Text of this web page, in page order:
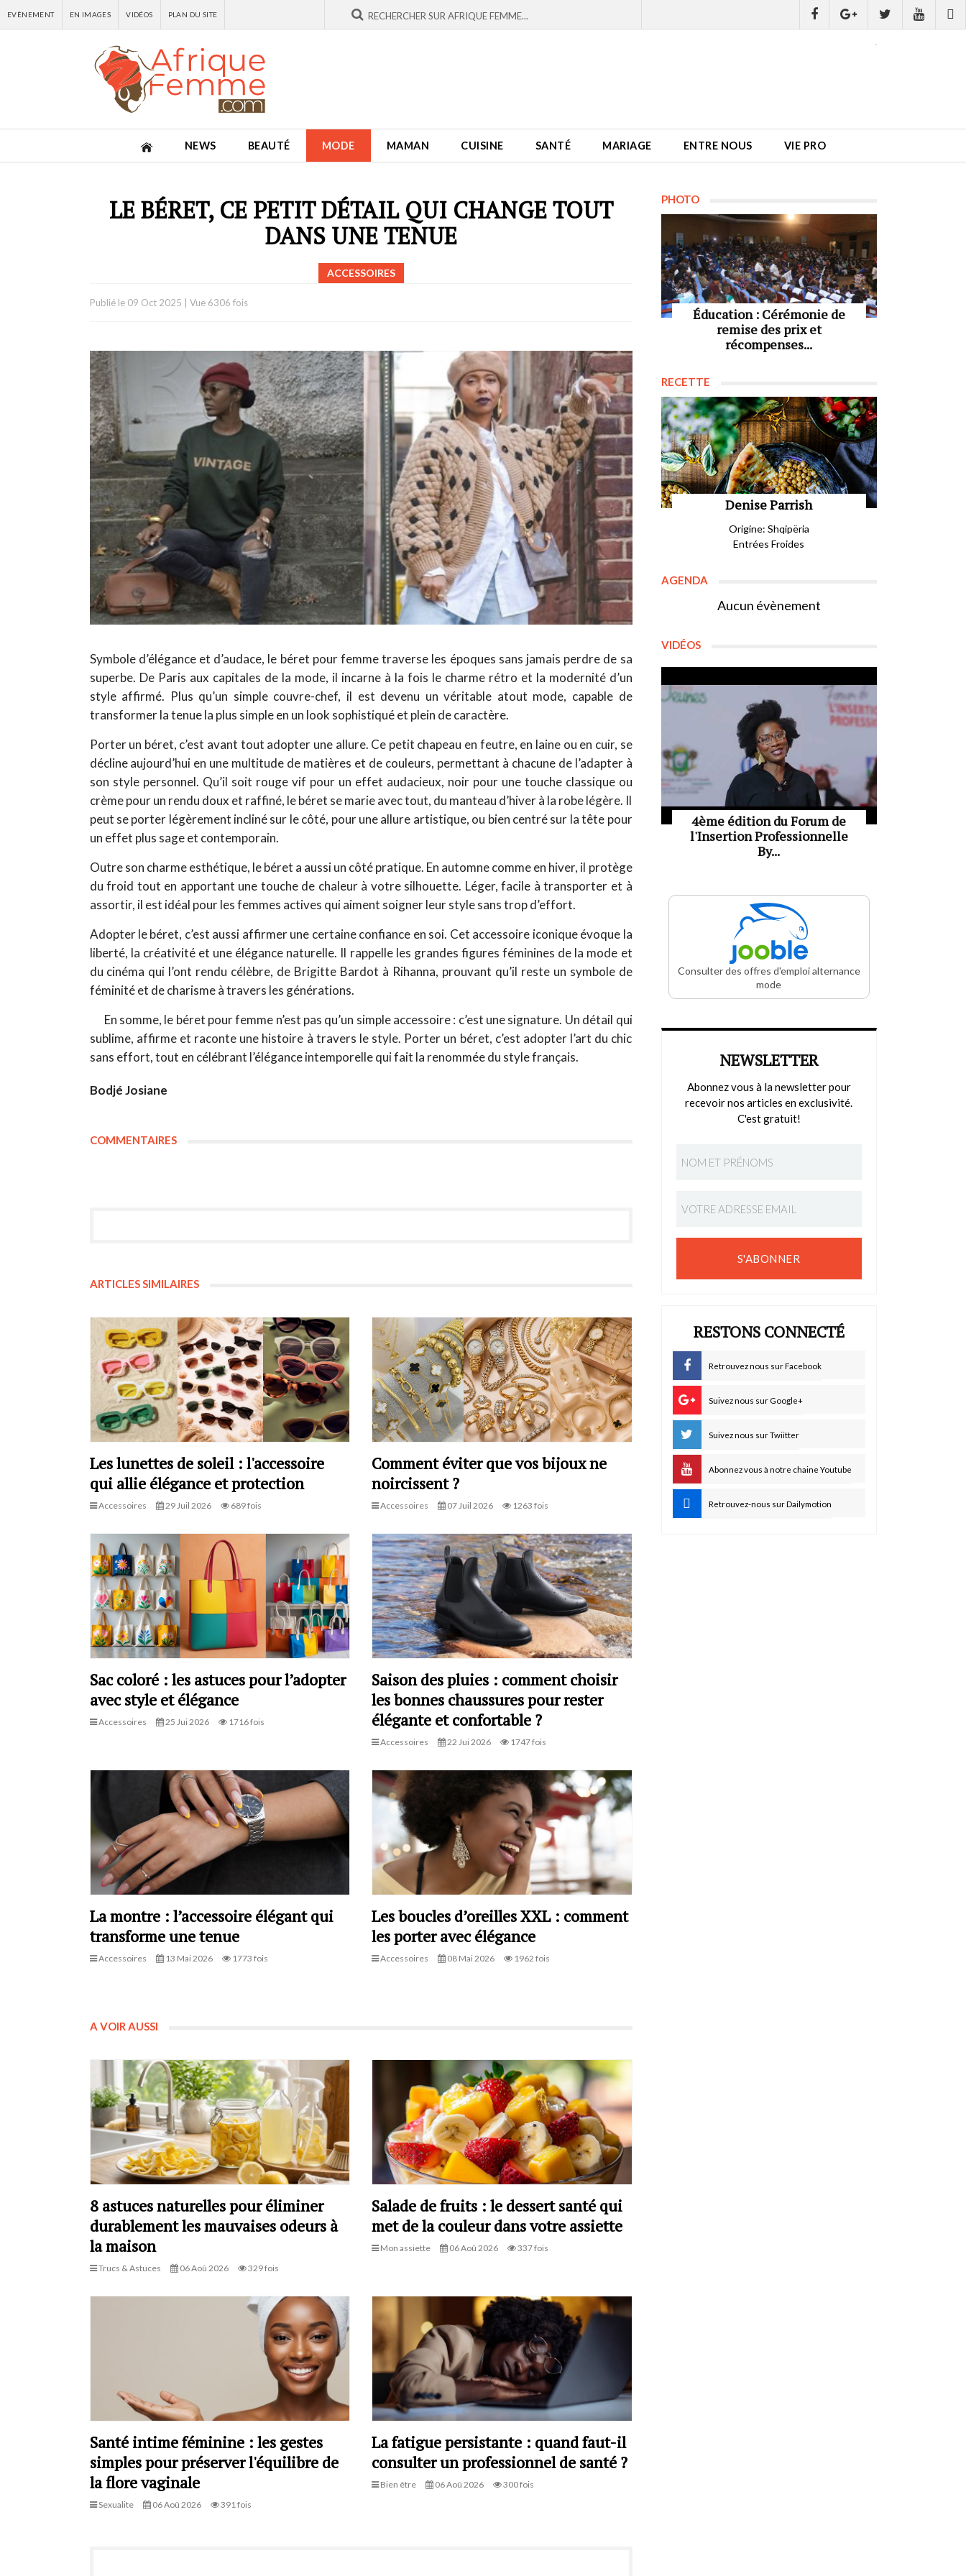
EVÈNEMENT EN IMAGES VIDÉOS PLAN DU SITE
NEWS BEAUTÉ MODE MAMAN CUISINE SANTÉ MARIAGE ENTRE NOUS VIE PRO
LE BÉRET, CE PETIT DÉTAIL QUI CHANGE TOUT
DANS UNE TENUE
ACCESSOIRES
Publié le 09 Oct 2025 Vue 6306 fois
Symbole d’élégance et d’audace, le béret pour femme traverse les époques sans jamais perdre de sa
superbe. De Paris aux capitales de la mode, il incarne à la fois le charme rétro et la modernité d’un
style affirmé. Plus qu’un simple couvre-chef, il est devenu un véritable atout mode, capable de
transformer la tenue la plus simple en un look sophistiqué et plein de caractère.
Porter un béret, c’est avant tout adopter une allure. Ce petit chapeau en feutre, en laine ou en cuir, se
décline aujourd’hui en une multitude de matières et de couleurs, permettant à chacune de l’adapter à
son style personnel. Qu’il soit rouge vif pour un effet audacieux, noir pour une touche classique ou
crème pour un rendu doux et raffiné, le béret se marie avec tout, du manteau d’hiver à la robe légère. Il
peut se porter légèrement incliné sur le côté, pour une allure artistique, ou bien centré sur la tête pour
un effet plus sage et contemporain.
Outre son charme esthétique, le béret a aussi un côté pratique. En automne comme en hiver, il protège
du froid tout en apportant une touche de chaleur à votre silhouette. Léger, facile à transporter et à
assortir, il est idéal pour les femmes actives qui aiment soigner leur style sans trop d’effort.
Adopter le béret, c’est aussi affirmer une certaine confiance en soi. Cet accessoire iconique évoque la
liberté, la créativité et une élégance naturelle. Il rappelle les grandes figures féminines de la mode et
du cinéma qui l’ont rendu célèbre, de Brigitte Bardot à Rihanna, prouvant qu’il reste un symbole de
féminité et de charisme à travers les générations.
En somme, le béret pour femme n’est pas qu’un simple accessoire : c’est une signature. Un détail qui
sublime, affirme et raconte une histoire à travers le style. Porter un béret, c’est adopter l’art du chic
sans effort, tout en célébrant l’élégance intemporelle qui fait la renommée du style français.
Bodjé Josiane
COMMENTAIRES
ARTICLES SIMILAIRES
Les lunettes de soleil : l'accessoire
qui allie élégance et protection
Accessoires 29 Juil 2026 689 fois
Comment éviter que vos bijoux ne
noircissent ?
Accessoires 07 Juil 2026 1263 fois
Sac coloré : les astuces pour l’adopter
avec style et élégance
Accessoires 25 Jui 2026 1716 fois
Saison des pluies : comment choisir
les bonnes chaussures pour rester
élégante et confortable ?
Accessoires 22 Jui 2026 1747 fois
La montre : l’accessoire élégant qui
transforme une tenue
Accessoires 13 Mai 2026 1773 fois
Les boucles d’oreilles XXL : comment
les porter avec élégance
Accessoires 08 Mai 2026 1962 fois
A VOIR AUSSI
8 astuces naturelles pour éliminer
durablement les mauvaises odeurs à
la maison
Trucs & Astuces 06 Aoû 2026 329 fois
Salade de fruits : le dessert santé qui
met de la couleur dans votre assiette
Mon assiette 06 Aoû 2026 337 fois
Santé intime féminine : les gestes
simples pour préserver l'équilibre de
la flore vaginale
Sexualite 06 Aoû 2026 391 fois
La fatigue persistante : quand faut-il
consulter un professionnel de santé ?
Bien être 06 Aoû 2026 300 fois
PHOTO
Éducation : Cérémonie de
remise des prix et
récompenses...
RECETTE
Denise Parrish
Origine: Shqipëria
Entrées Froides
AGENDA
Aucun évènement
VIDÉOS
4ème édition du Forum de
l'Insertion Professionnelle
By...
Consulter des offres d'emploi alternance
mode
NEWSLETTER
Abonnez vous à la newsletter pour
recevoir nos articles en exclusivité.
C'est gratuit!
S'ABONNER
RESTONS CONNECTÉ
Retrouvez nous sur Facebook
Suivez nous sur Google+
Suivez nous sur Twiitter
Abonnez vous à notre chaine Youtube
Retrouvez-nous sur Dailymotion